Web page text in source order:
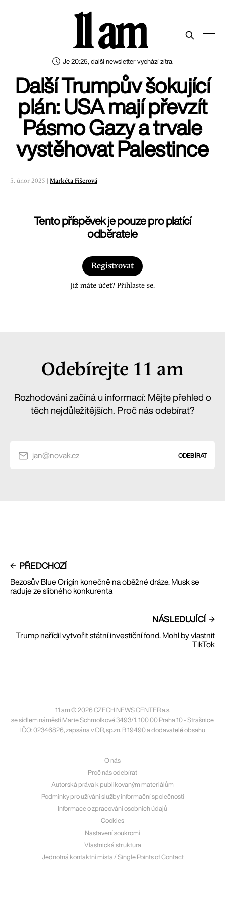
Je 20:25, další newsletter vychází zítra.
11 am
Další Trumpův šokující
plán: USA mají převzít
Pásmo Gazy a trvale
vystěhovat Palestince
5. únor 2025 | Markéta Fišerová
Tento příspěvek je pouze pro platící
odběratele
Registrovat
Již máte účet? Přihlaste se.
Odebírejte 11 am
Rozhodování začíná u informací: Mějte přehled o
těch nejdůležitějších. Proč nás odebírat?
jan@novak.cz ODEBÍRAT
PŘEDCHOZÍ
Bezosův Blue Origin konečně na oběžné dráze. Musk se
raduje ze slibného konkurenta
NÁSLEDUJÍCÍ
Trump nařídil vytvořit státní investiční fond. Mohl by vlastnit
TikTok
11 am © 2026 CZECH NEWS CENTER a.s.
se sídlem náměstí Marie Schmolkové 3493/1, 100 00 Praha 10 - Strašnice
IČO: 02346826, zapsána v OR, sp.zn. B 19490 a dodavatelé obsahu
O nás
Proč nás odebírat
Autorská práva k publikovaným materiálům
Podmínky pro užívání služby informační společnosti
Informace o zpracování osobních údajů
Cookies
Nastavení soukromí
Vlastnická struktura
Jednotná kontaktní místa / Single Points of Contact